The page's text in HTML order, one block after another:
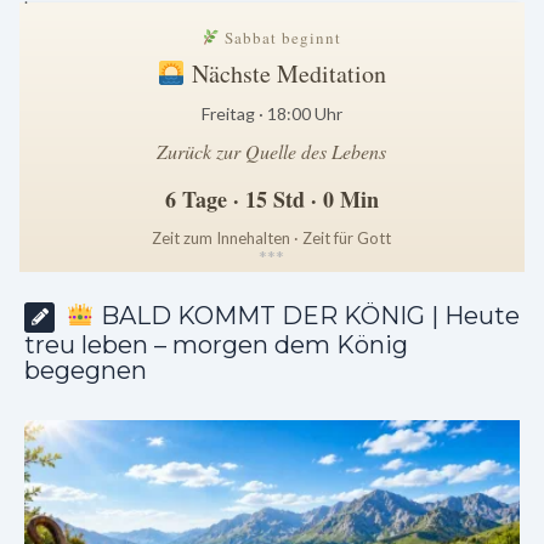
Sabbat beginnt
Nächste Meditation
Freitag · 18:00 Uhr
Zurück zur Quelle des Lebens
6 Tage · 15 Std · 0 Min
Zeit zum Innehalten · Zeit für Gott
***
BALD KOMMT DER KÖNIG | Heute
treu leben – morgen dem König
begegnen